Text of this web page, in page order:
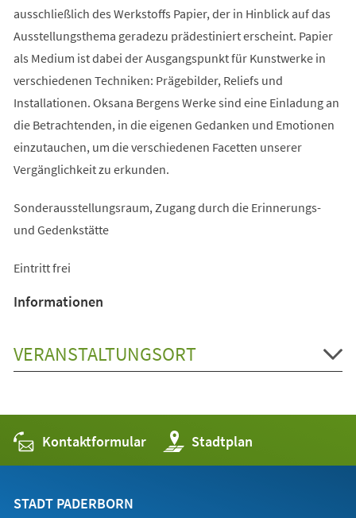
ausschließlich des Werkstoffs Papier, der in Hinblick auf das
Ausstellungsthema geradezu prädestiniert erscheint. Papier
als Medium ist dabei der Ausgangspunkt für Kunstwerke in
verschiedenen Techniken: Prägebilder, Reliefs und
Installationen. Oksana Bergens Werke sind eine Einladung an
die Betrachtenden, in die eigenen Gedanken und Emotionen
einzutauchen, um die verschiedenen Facetten unserer
Vergänglichkeit zu erkunden.
Sonderausstellungsraum, Zugang durch die Erinnerungs-
und Gedenkstätte
Eintritt frei
Informationen
VERANSTALTUNGSORT
Kontaktformular Stadtplan
(Öffnet
in
einem
STADT PADERBORN